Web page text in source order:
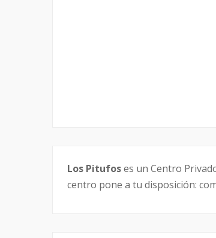
Los Pitufoses un Centro
centro pone a tu disposición: